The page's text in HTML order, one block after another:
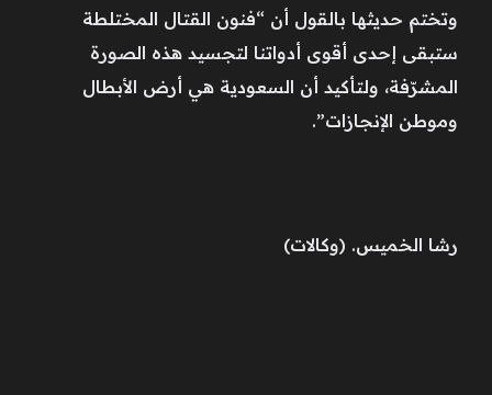
وتختم حديثها بالقول أن “فنون القتال المختلطة
ستبقى إحدى أقوى أدواتنا لتجسيد هذه الصورة
المشرّفة، ولتأكيد أن السعودية هي أرض الأبطال
وموطن الإنجازات”.
رشا الخميس. (وكالات)